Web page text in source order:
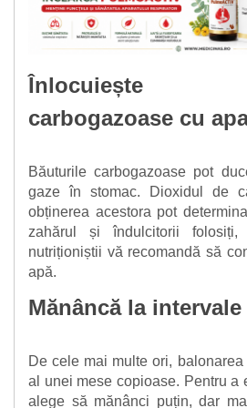
Înlocuiește
carbogazoase cu
Băuturile carbogazoase pot
gaze în stomac. Dioxidul de
obținerea acestora pot
zahărul și îndulcitorii
nutriționiștii vă recomandă să
apă.
Mănâncă la
De cele mai multe ori,
al unei mese copioase. Pentru a
alege să mănânci puțin, dar